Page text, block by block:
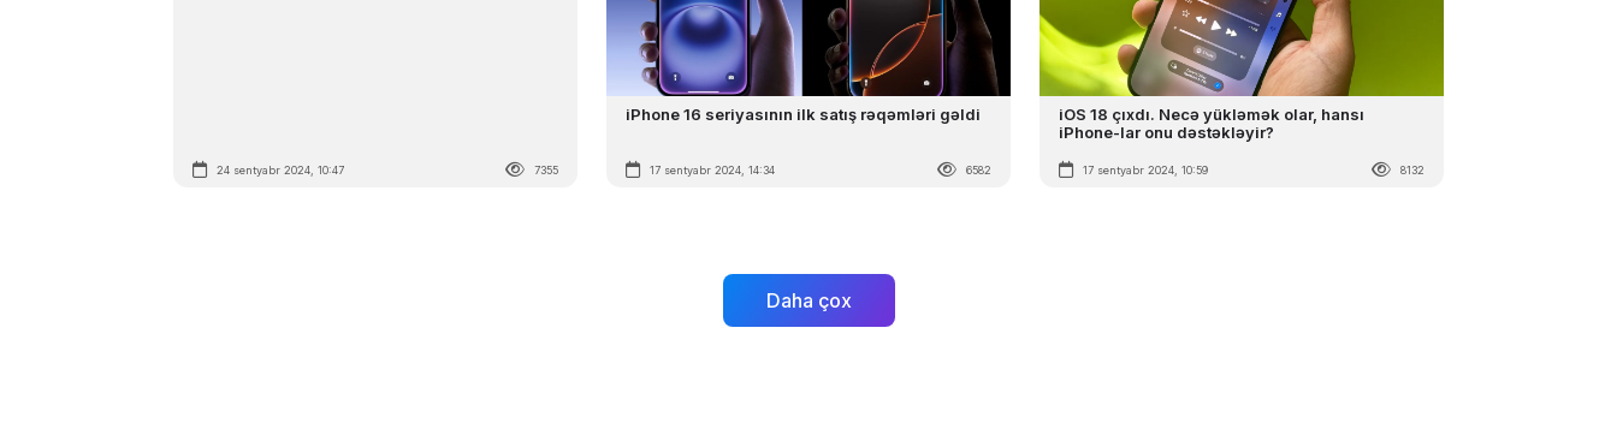
24 sentyabr 2024, 10:47 7355
iPhone 16 seriyasının ilk satış rəqəmləri gəldi
17 sentyabr 2024, 14:34 6582
iOS 18 çıxdı. Necə yükləmək olar, hansı
iPhone-lar onu dəstəkləyir?
17 sentyabr 2024, 10:59 8132
Daha çox